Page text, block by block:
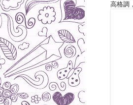
高格調